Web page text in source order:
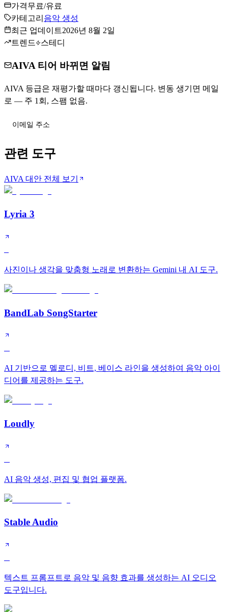
가격무료/유료
카테고리 음악 생성
최근 업데이트2026년 8월 2일
트렌드
스테디
AIVA 티어 바뀌면 알림
AIVA 등급은 재평가할 때마다 갱신됩니다. 변동 생기면 메일
로 — 주 1회, 스팸 없음.
관련 도구
AIVA 대안 전체 보기
Lyria 3
사진이나 생각을 맞춤형 노래로 변환하는 Gemini 내 AI 도구.
BandLab SongStarter
AI 기반으로 멜로디, 비트, 베이스 라인을 생성하여 음악 아이
디어를 제공하는 도구.
Loudly
AI 음악 생성, 편집 및 협업 플랫폼.
Stable Audio
텍스트 프롬프트로 음악 및 음향 효과를 생성하는 AI 오디오
도구입니다.